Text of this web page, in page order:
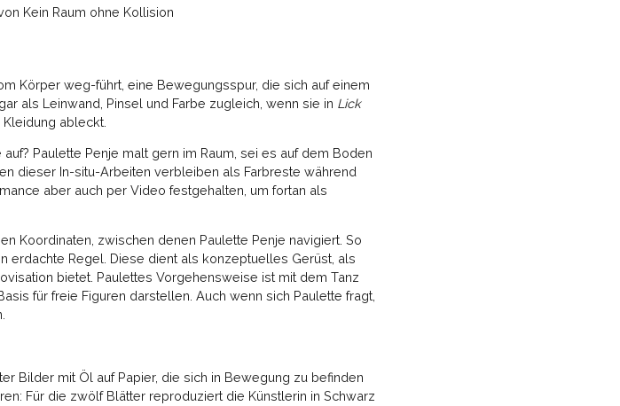
Kein Raum ohne Kollision
Körper weg-führt, eine Bewegungsspur, die sich auf einem
als Leinwand, Pinsel und Farbe zugleich, wenn sie in Lick
ableckt.
Paulette Penje malt gern im Raum, sei es auf dem Boden
dieser In-situ-Arbeiten verbleiben als Farbreste während
aber auch per Video festgehalten, um fortan als
Koordinaten, zwischen denen Paulette Penje navigiert. So
erdachte Regel. Diese dient als konzeptuelles Gerüst, als
bietet. Paulettes Vorgehensweise ist mit dem Tanz
für freie Figuren darstellen. Auch wenn sich Paulette fragt,
Bilder mit Öl auf Papier, die sich in Bewegung zu befinden
Für die zwölf Blätter reproduziert die Künstlerin in Schwarz